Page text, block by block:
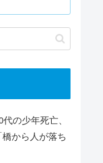
の少年死亡、
から人が落ち